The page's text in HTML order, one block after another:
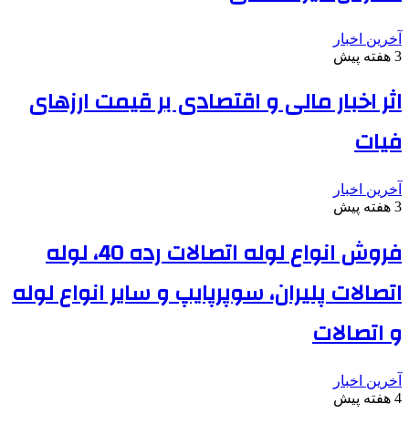
آخرین اخبار
3 هفته پیش
اثر اخبار مالی و اقتصادی بر قیمت ارزهای
فیات
آخرین اخبار
3 هفته پیش
فروش انواع لوله اتصالات رده 40، لوله
اتصالات پلیران، سوپرپایپ و سایر انواع لوله
و اتصالات
آخرین اخبار
4 هفته پیش